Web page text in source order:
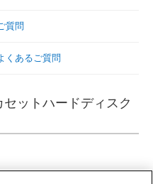
質問
くあるご質問
ットハードディスク